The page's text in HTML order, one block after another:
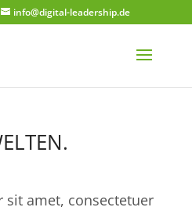
info@digital-leadership.de
amet, consectetuer